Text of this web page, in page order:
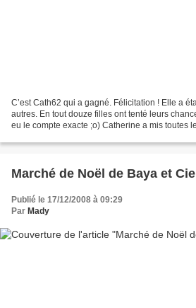
C’est Cath62 qui a gagné. Félicitation ! Elle a
autres. En tout douze filles ont tenté leurs
eu le compte exacte ;o) Catherine a mis toutes
Marché de Noël de Baya et Cie
Publié le 17/12/2008 à 09:29
Par Mady